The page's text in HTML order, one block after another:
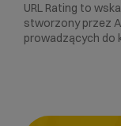
URL Rating to
stworzony przez
prowadzących do